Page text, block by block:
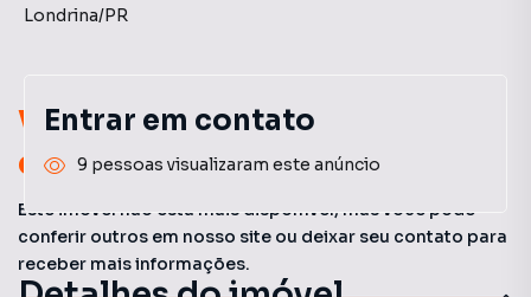
Você pode encontrar novas
oportunidades!
Este imóvel não está mais disponível, mas você pode
conferir outros em nosso site ou deixar seu contato para
receber mais informações.
Londrina/PR
Entrar em contato
9 pessoas visualizaram este anúncio